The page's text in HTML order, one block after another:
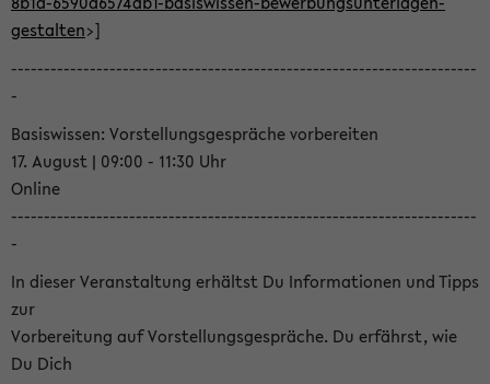
gestalten>]
-----------------------------------------------------------------------
-
Basiswissen: Vorstellungsgespräche vorbereiten
17. August | 09:00 - 11:30 Uhr
Online
-----------------------------------------------------------------------
-
In dieser Veranstaltung erhältst Du Informationen und Tipps
zur
Vorbereitung auf Vorstellungsgespräche. Du erfährst, wie
Du Dich